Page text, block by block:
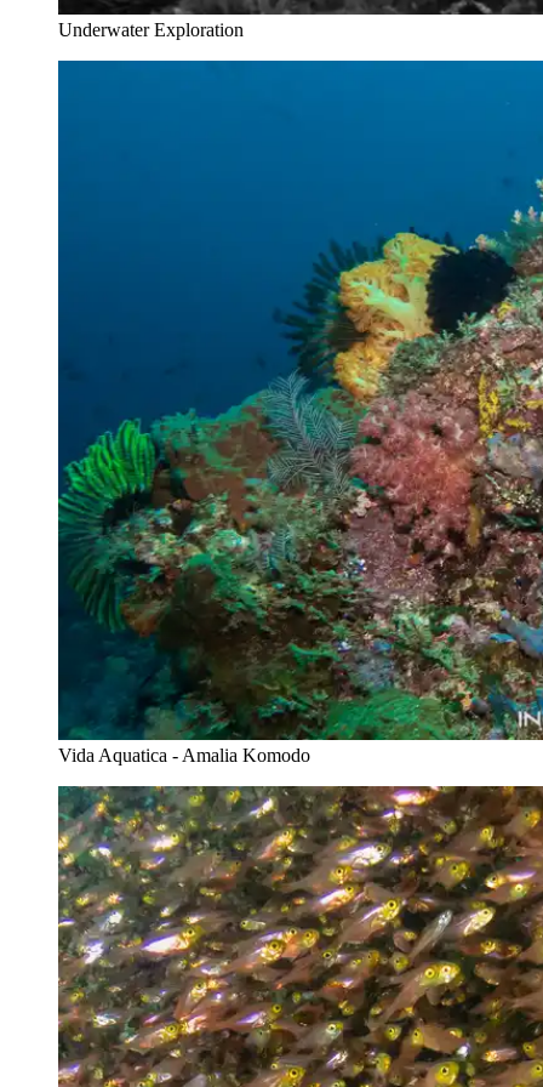
Underwater Exploration
Vida Aquatica - Amalia Komodo